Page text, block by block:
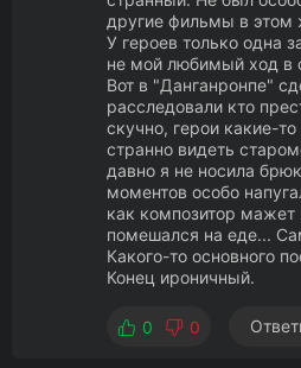
другие фильмы в этом
У героев только одна
не мой любимый ход в
Вот в "Данганронпе"
расследовали кто
скучно, герои какие-
странно видеть
давно я не носила
моментов особо
как композитор мажет
помешался на еде...
Какого-то основного
Конец ироничный.
0 0